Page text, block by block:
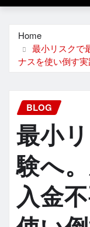
Home
最小リスクで
ナスを使い倒す
BLOG
最小
験へ
入金